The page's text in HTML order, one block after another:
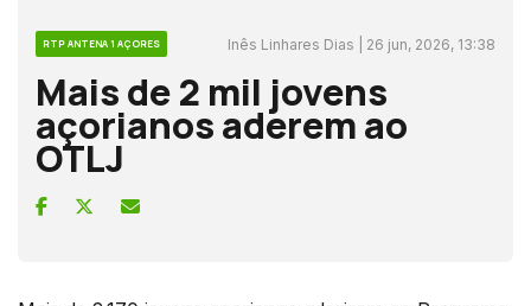
RTP ANTENA 1 AÇORES Inês Linhares Dias | 26 jun, 2026, 13:38
Mais de 2 mil jovens
açorianos aderem ao
OTLJ